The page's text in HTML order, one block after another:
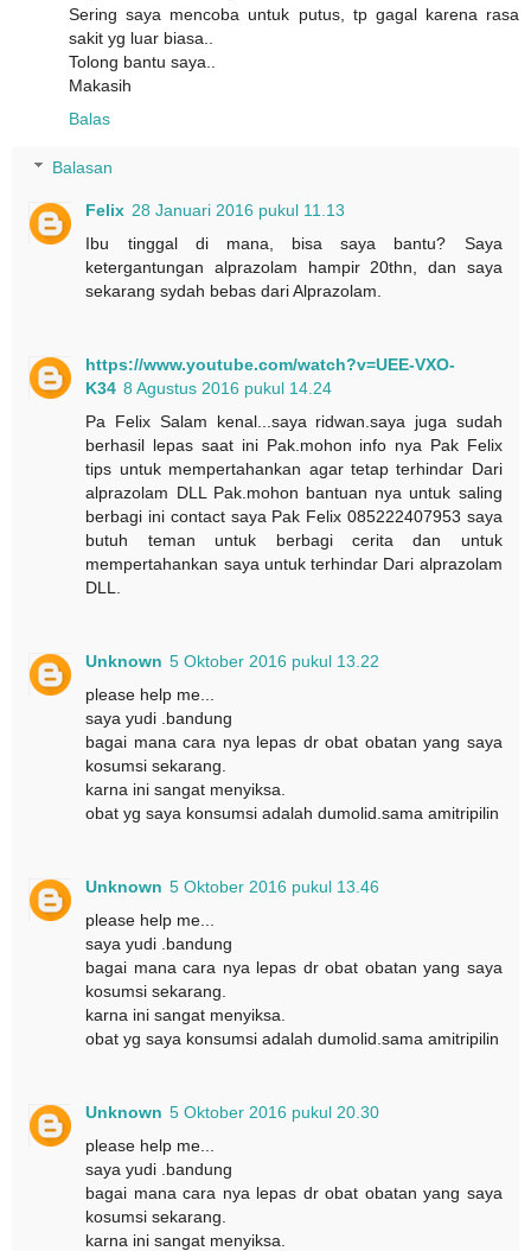
Sering saya mencoba untuk putus, tp gagal karena rasa
sakit yg luar biasa..
Tolong bantu saya..
Makasih
Balas
Balasan
Felix 28 Januari 2016 pukul 11.13
Ibu tinggal di mana, bisa saya bantu? Saya
ketergantungan alprazolam hampir 20thn, dan saya
sekarang sydah bebas dari Alprazolam.
https://www.youtube.com/watch?v=UEE-VXO-
K34 8 Agustus 2016 pukul 14.24
Pa Felix Salam kenal...saya ridwan.saya juga sudah
berhasil lepas saat ini Pak.mohon info nya Pak Felix
tips untuk mempertahankan agar tetap terhindar Dari
alprazolam DLL Pak.mohon bantuan nya untuk saling
berbagi ini contact saya Pak Felix 085222407953 saya
butuh teman untuk berbagi cerita dan untuk
mempertahankan saya untuk terhindar Dari alprazolam
DLL.
Unknown 5 Oktober 2016 pukul 13.22
please help me...
saya yudi .bandung
bagai mana cara nya lepas dr obat obatan yang saya
kosumsi sekarang.
karna ini sangat menyiksa.
obat yg saya konsumsi adalah dumolid.sama amitripilin
Unknown 5 Oktober 2016 pukul 13.46
please help me...
saya yudi .bandung
bagai mana cara nya lepas dr obat obatan yang saya
kosumsi sekarang.
karna ini sangat menyiksa.
obat yg saya konsumsi adalah dumolid.sama amitripilin
Unknown 5 Oktober 2016 pukul 20.30
please help me...
saya yudi .bandung
bagai mana cara nya lepas dr obat obatan yang saya
kosumsi sekarang.
karna ini sangat menyiksa.